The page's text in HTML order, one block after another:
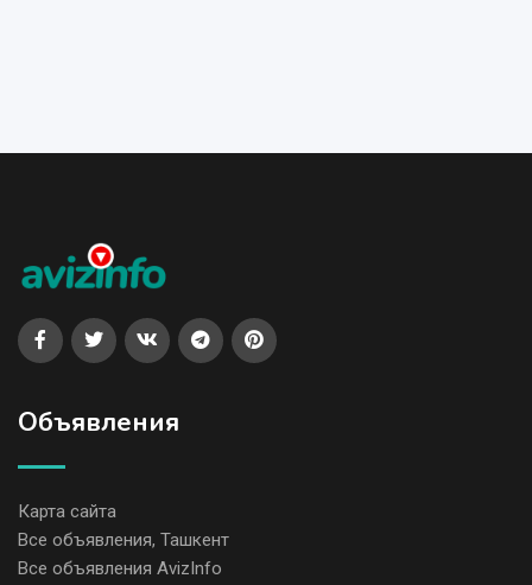
Объявления
Карта сайта
Все объявления, Ташкент
Все объявления AvizInfo